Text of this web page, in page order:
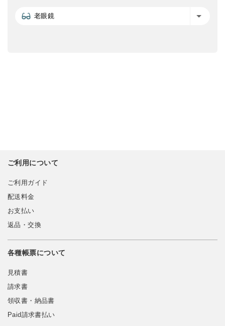
老眼鏡
ご利用について
ご利用ガイド
配送料金
お支払い
返品・交換
各種帳票について
見積書
請求書
領収書・納品書
Paid請求書払い